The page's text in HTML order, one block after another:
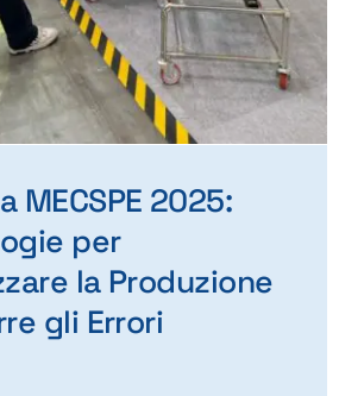
MECSPE 2025:
per
la Produzione
gli Errori